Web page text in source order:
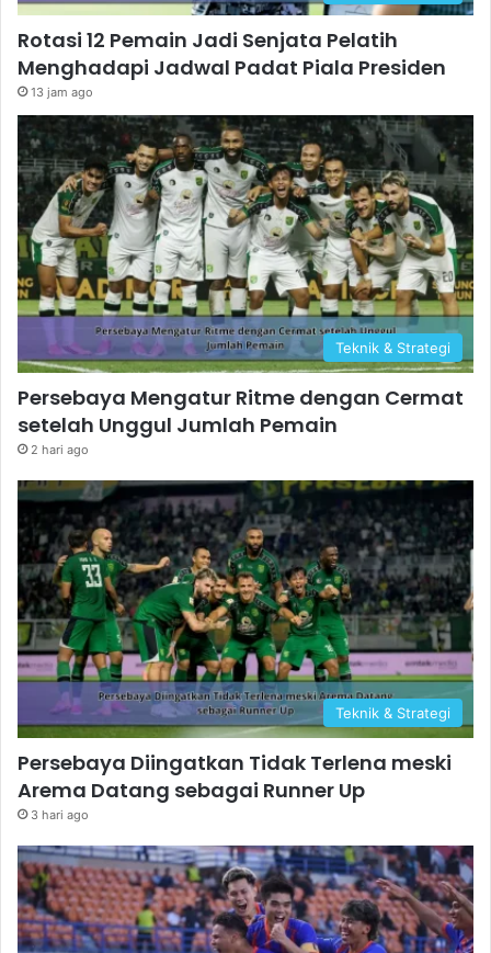
Rotasi 12 Pemain Jadi Senjata Pelatih
Menghadapi Jadwal Padat Piala Presiden
13 jam ago
Teknik & Strategi
Persebaya Mengatur Ritme dengan Cermat
setelah Unggul Jumlah Pemain
2 hari ago
Teknik & Strategi
Persebaya Diingatkan Tidak Terlena meski
Arema Datang sebagai Runner Up
3 hari ago